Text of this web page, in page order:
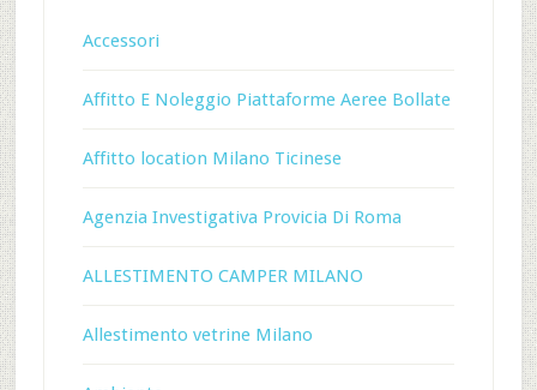
Accessori
Affitto E Noleggio Piattaforme Aeree Bollate
Affitto location Milano Ticinese
Agenzia Investigativa Provicia Di Roma
ALLESTIMENTO CAMPER MILANO
Allestimento vetrine Milano